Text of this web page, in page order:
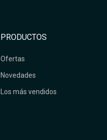
PRODUCTOS
Ofertas
Novedades
Los más vendidos